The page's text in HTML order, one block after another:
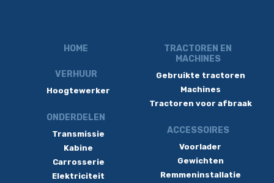
HOME
VERHUUR
Hoogtewerker
ONDERDELEN
Transmissie
Kabine
Carrosserie
Elektriciteit
TRACTOREN EN
MACHINES
Gebruikte tractoren
Machines
Tractoren voor afbraak
ACCESSOIRES
Voorlader
Gewichten
Remmeninstallatie